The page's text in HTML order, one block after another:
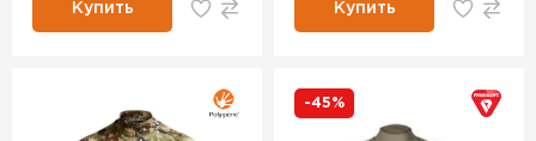
Купить Купить
-45%